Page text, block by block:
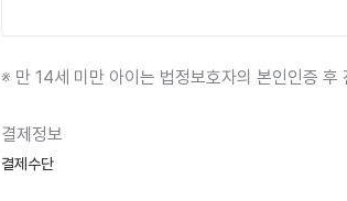
※ 만 14세 미만 아이는 법정보호자의 본인인증 후
결제정보
결제수단